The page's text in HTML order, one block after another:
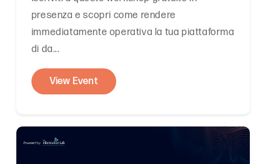
presenza e scopri come rendere
immediatamente operativa la tua piattaforma
di da...
View Event